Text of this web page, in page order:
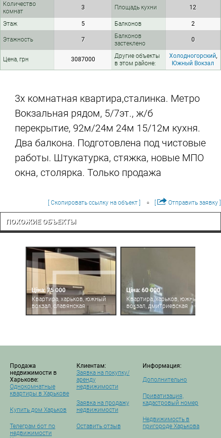
Количество
комнат
3 Площадь кухни 12
Этаж 5 Балконов 2
Этажность 7
Балконов
застеклено
0
Цена, грн 3087000
Другие объекты
в этом районе:
Холодногорский,
Южный Вокзал
3х комнатная квартира,сталинка. Метро
Вокзальная рядом, 5/7эт., ж/б
перекрытие, 92м/24м 24м 15/12м кухня.
Два балкона. Подготовлена ​​под чистовые
работы. Штукатурка, стяжка, новые МПО
окна, столярка. Только продажа
[ Скопировать ссылку на объект ] Отправить заявку ]
ПОХОЖИЕ ОБЪЕКТЫ
Ціна: 75 000
Квартира, харьков, южный
вокзал, славянская
Ціна: 60 000
Квартира, харьков, южный
вокзал, дмитриевская
Продажа
недвижимости в
Харькове:
Однокомнатные
квартиры в Харькове
Купить дом Харьков
Телеграм бот по
недвижимости
Клиентам:
Заявка на покупку/
аренду
недвижимости
Заявка на продажу
недвижимости
Оставить отзыв
Информация:
Дополнительно
Приватизация,
кадастровый номер
Недвижимость в
пригороде Харькова